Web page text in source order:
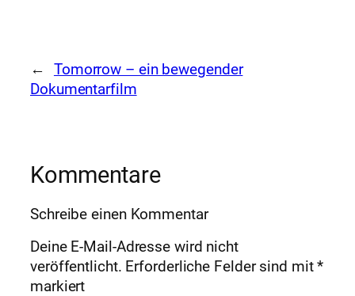
←
Tomorrow – ein bewegender
Dokumentarfilm
Kommentare
Schreibe einen Kommentar
Deine E-Mail-Adresse wird nicht
veröffentlicht. Erforderliche Felder sind mit*
markiert